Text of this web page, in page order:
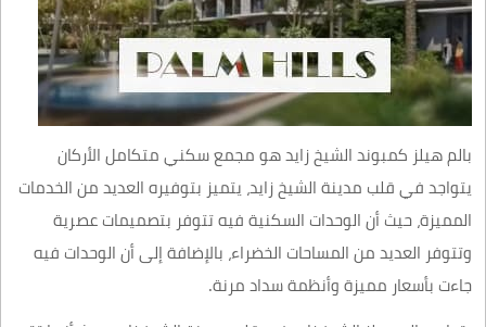
بالم هيلز كمبوند الشيخ زايد هو مجمع سكني متكامل الأركان
يتواجد في قلب مدينة الشيخ زايد، يتميز بتوفيره العديد من الخدمات
المميزة، حيث أن الوحدات السكنية فيه تتوفر بتصميمات عصرية
وتتوفر العديد من المساحات الخضراء، بالإضافة إلى أن الوحدات فيه
جاءت بأسعار مميزة وأنظمة سداد مرنة.